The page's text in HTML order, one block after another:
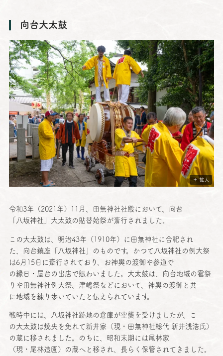
向台大太鼓
＋ 拡大
令和3年（2021年）11月、 田無神社社殿において、 向台
八坂神社 大太鼓 の貼替始祭が斎行 されました。
この大太鼓 は、 明治43年（1910年）に 田無神社 に 合祀 され
た、
向台鎮座 「 八坂神社 」のものです。かつて 八坂神社 の例大祭
は6月15日に 斎行 されており、お神輿の渡御 や参道 で
の縁日 ・ 屋台 の 出店 で賑わいました。 大太鼓 は、 向台地域 の雹祭
りや 田無神社例大祭、 津嶋祭などにおいて、 神輿の渡御 と共
に 地域 を練り歩いていたと伝えられています。
戦時中 には、 八坂神社跡地 の倉庫 が空襲を受けましたが、こ
の大太鼓 は焼失 を免れて新井家 （現・ 田無神社総代 新井浅浩氏 ）
の蔵に移されました。のちに、 昭和末期 には 尾林家
（現・ 尾林造園 ）の蔵へと移され、長らく 保管 されてきました。